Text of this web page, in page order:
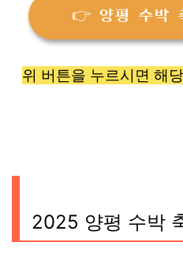
👉 양평 수박
위 버튼을 누르시면 해
2025 양평 수박